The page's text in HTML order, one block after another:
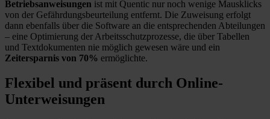
Betriebsanweisungen ist mit Quentic nur noch wenige Mausklicks
von der Gefährdungsbeurteilung entfernt. Die Zuweisung erfolgt
dann ebenfalls über die Software an die entsprechenden Abteilungen
– eine Optimierung der Arbeitsschutzprozesse, die über Tabellen
und Textdokumenten nie möglich gewesen wäre und ein
Zeitersparnis von 70% ermöglichte.
Flexibel und präsent durch Online-
Unterweisungen